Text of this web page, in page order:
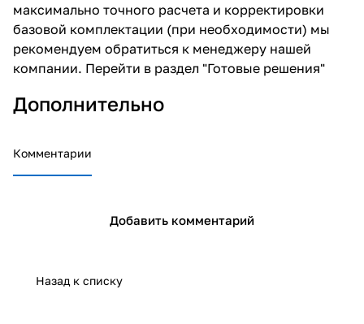
максимально точного расчета и корректировки
базовой комплектации (при необходимости) мы
рекомендуем обратиться к менеджеру нашей
компании. Перейти в раздел "Готовые решения"
Дополнительно
Комментарии
Добавить комментарий
Назад к списку